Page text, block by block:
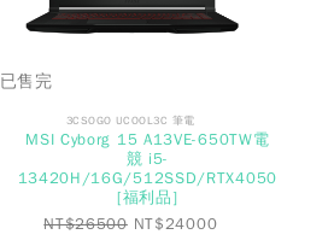
已售完
3CSOGO UCOOL3C 筆電
MSI Cyborg 15 A13VE-650TW電
競 i5-
13420H/16G/512SSD/RTX4050
[福利品]
NT$26500 NT$24000